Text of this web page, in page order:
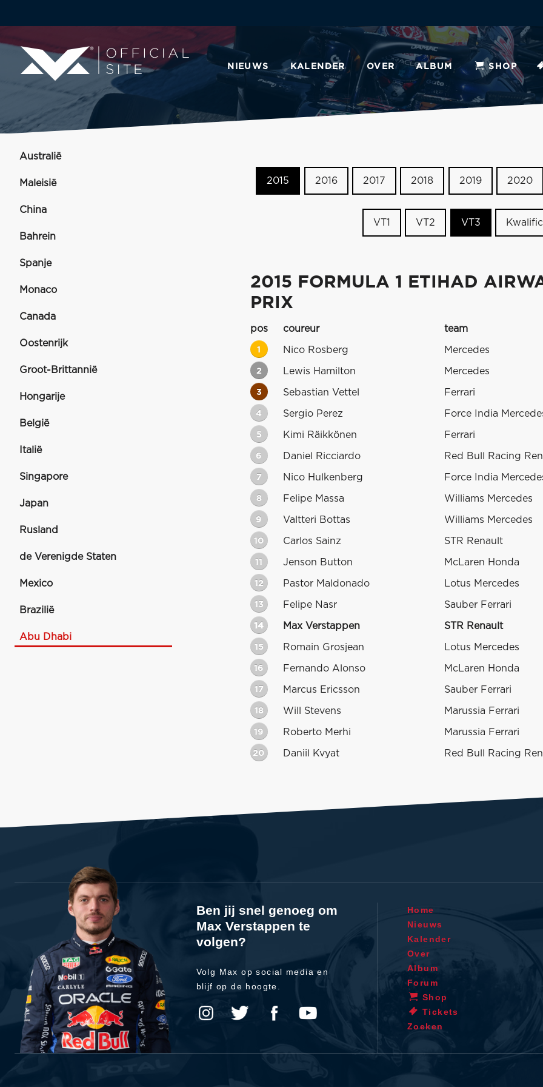
NIEUWS KALENDER OVER ALBUM SHOP
Australië
Maleisië
China
Bahrein
Spanje
Monaco
Canada
Oostenrijk
Groot-Brittannië
Hongarije
België
Italië
Singapore
Japan
Rusland
de Verenigde Staten
Mexico
Brazilië
Abu Dhabi
2015 2016 2017 2018 2019 2020
VT1 VT2 VT3
2015 FORMULA 1 ETIHAD
PRIX
pos coureur team
1 Nico Rosberg Mercedes
2 Lewis Hamilton Mercedes
3 Sebastian Vettel Ferrari
4 Sergio Perez Force India
5 Kimi Räikkönen Ferrari
6 Daniel Ricciardo Red Bull Racing
7 Nico Hulkenberg Force India
8 Felipe Massa Williams Mercedes
9 Valtteri Bottas Williams Mercedes
10 Carlos Sainz STR Renault
11 Jenson Button McLaren Honda
12 Pastor Maldonado Lotus Mercedes
13 Felipe Nasr Sauber Ferrari
14 Max Verstappen STR Renault
15 Romain Grosjean Lotus Mercedes
16 Fernando Alonso McLaren Honda
17 Marcus Ericsson Sauber Ferrari
18 Will Stevens Marussia Ferrari
19 Roberto Merhi Marussia Ferrari
20 Daniil Kvyat Red Bull Racing
Ben jij snel genoeg om
Max Verstappen te
volgen?
Volg Max op social media en
blijf op de hoogte.
Home
Nieuws
Kalender
Over
Album
Forum
Shop
Tickets
Zoeken